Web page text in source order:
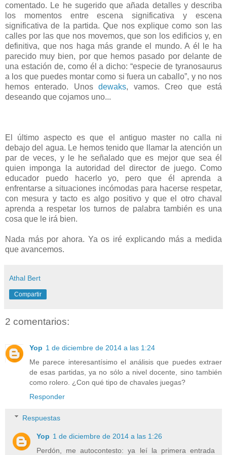
comentado. Le he sugerido que añada detalles y describa
los momentos entre escena significativa y escena
significativa de la partida. Que nos explique como son las
calles por las que nos movemos, que son los edificios y, en
definitiva, que nos haga más grande el mundo. A él le ha
parecido muy bien, por que hemos pasado por delante de
una estación de, como él a dicho: “especie de tyranosaurus
a los que puedes montar como si fuera un caballo”, y no nos
hemos enterado. Unosdewaks, vamos. Creo que está
deseando que cojamos uno...
El último aspecto es que el antiguo master no calla ni
debajo del agua. Le hemos tenido que llamar la atención un
par de veces, y le he señalado que es mejor que sea él
quien imponga la autoridad del director de juego. Como
educador puedo hacerlo yo, pero que él aprenda a
enfrentarse a situaciones incómodas para hacerse respetar,
con mesura y tacto es algo positivo y que el otro chaval
aprenda a respetar los turnos de palabra también es una
cosa que le irá bien.
Nada más por ahora. Ya os iré explicando más a medida
que avancemos.
Athal Bert
Compartir
2 comentarios:
Yop 1 de diciembre de 2014 a las 1:24
Me parece interesantísimo el análisis que puedes extraer
de esas partidas, ya no sólo a nivel docente, sino también
como rolero. ¿Con qué tipo de chavales juegas?
Responder
Respuestas
Yop 1 de diciembre de 2014 a las 1:26
Perdón, me autocontesto: ya leí la primera entrada